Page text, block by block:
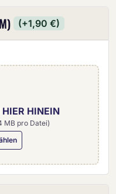
(+1,90 €)
HINEIN
MB pro Datei)